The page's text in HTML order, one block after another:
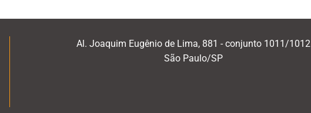
Al. Joaquim Eugênio de Lima, 881 - conjunto 1011/1012
São Paulo/SP